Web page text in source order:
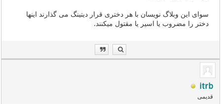
سوای این وبلاگ نویسان با هر دختری قرار دیتینگ می گذارند اینها
دختر را مضروب یا اسیر یا مقتول میکنند.
itrb
قدیمی